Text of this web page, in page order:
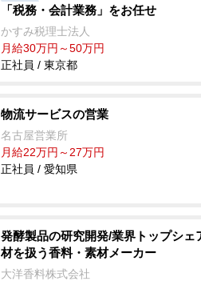
「税務・会計業務」をお任せ
かすみ税理士法人
月給30万円～50万円
正社員 / 東京都
物流サービスの営業
名古屋営業所
月給22万円～27万円
正社員 / 愛知県
発酵製品の研究開発/業界トップシェ
材を扱う香料・素材メーカー
大洋香料株式会社